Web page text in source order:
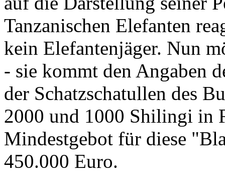
Tanzanischen Elefanten
kein Elefantenjäger. Nun
- sie kommt den Angaben
der Schatzschatullen des
2000 und 1000 Shilingi in
Mindestgebot für diese
450.000 Euro.